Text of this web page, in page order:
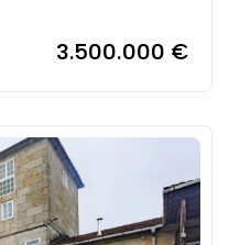
3.500.000 €